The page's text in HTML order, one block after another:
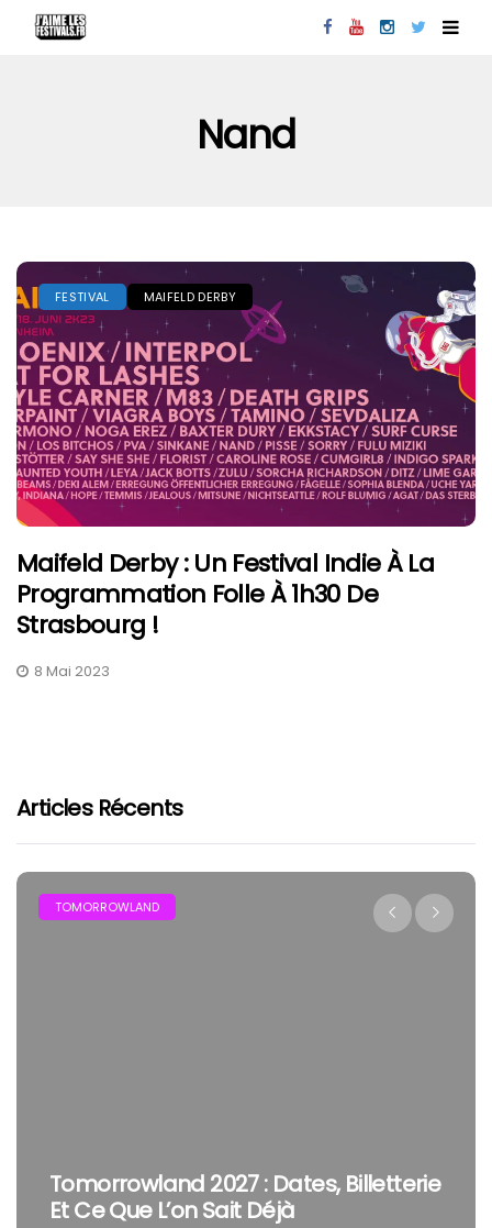
Nand
FESTIVAL MAIFELD DERBY
Maifeld Derby : Un Festival Indie À La
Programmation Folle À 1h30 De
Strasbourg !
8 Mai 2023
Articles Récents
TOMORROWLAND
Tomorrowland 2027 : Dates, Billetterie
Et Ce Que L’on Sait Déjà